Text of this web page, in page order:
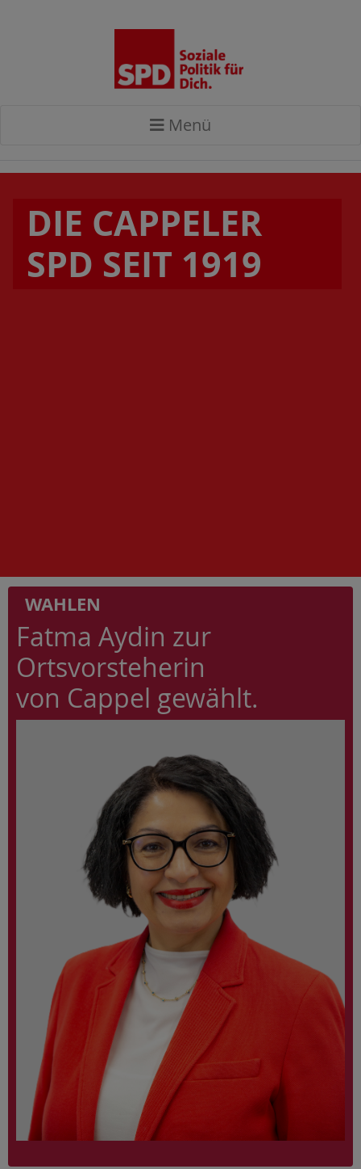
Menü
DIE CAPPELER
SPD SEIT 1919
WAHLEN
Fatma Aydin zur
Ortsvorsteherin
von Cappel gewählt.